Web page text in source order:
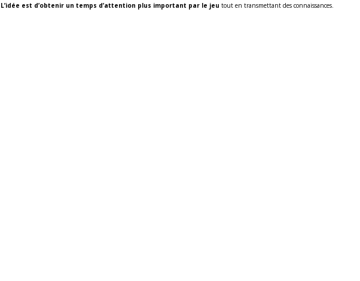
L’idée est d’obtenir un temps d’attention plus important par le jeu tout en transmettant des connaissances.